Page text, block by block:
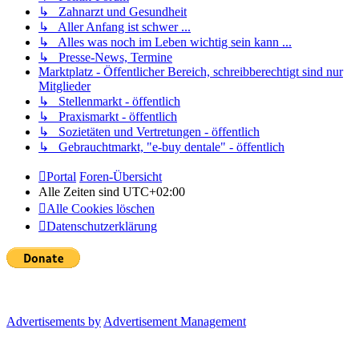
↳ Zahnarzt und Gesundheit
↳ Aller Anfang ist schwer ...
↳ Alles was noch im Leben wichtig sein kann ...
↳ Presse-News, Termine
Marktplatz - Öffentlicher Bereich, schreibberechtigt sind nur
Mitglieder
↳ Stellenmarkt - öffentlich
↳ Praxismarkt - öffentlich
↳ Sozietäten und Vertretungen - öffentlich
↳ Gebrauchtmarkt, "e-buy dentale" - öffentlich
Portal Foren-Übersicht
Alle Zeiten sind UTC+02:00
Alle Cookies löschen
Datenschutzerklärung
Advertisements by Advertisement Management